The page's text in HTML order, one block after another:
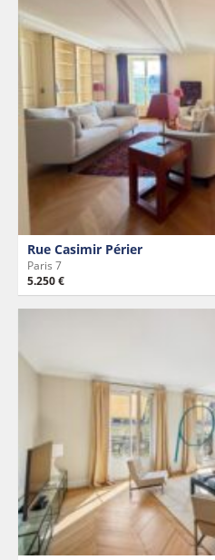
Rue Casimir Périer
Paris 7
5.250 €